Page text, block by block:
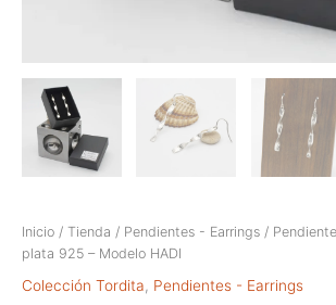
Inicio / Tienda / Pendientes - Earrings /
plata 925 – Modelo HADI
Colección Tordita Pendientes - Earrings